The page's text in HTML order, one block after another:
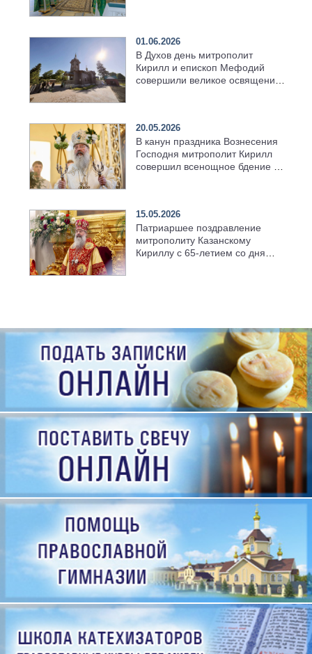
01.06.2026
В Духов день митрополит
Кирилл и епископ Мефодий
совершили великое освящение
20.05.2026
В канун праздника Вознесения
Господня митрополит Кирилл
совершил всенощное бдение в
15.05.2026
Патриаршее поздравление
митрополиту Казанскому
Кириллу с 65-летием со дня